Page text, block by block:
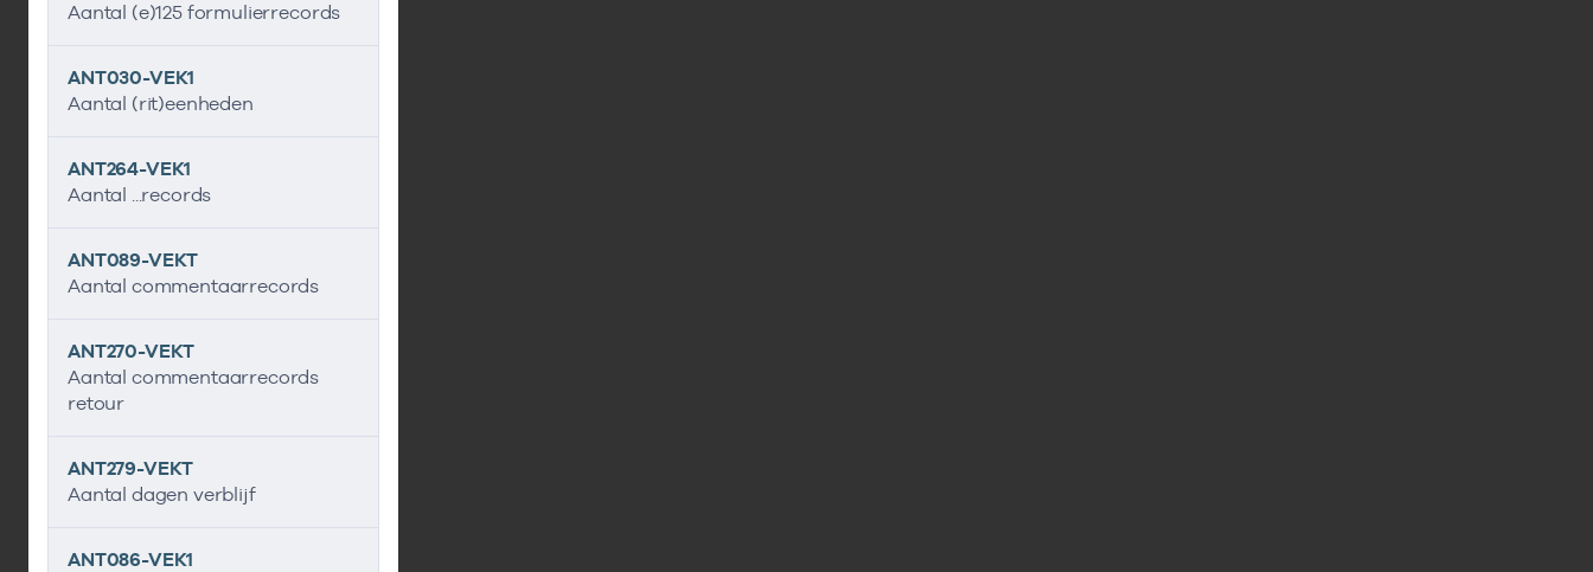
Aantal (e)125 formulierrecords
ANT030-VEK1
Aantal (rit)eenheden
ANT264-VEK1
Aantal ...records
ANT089-VEKT
Aantal commentaarrecords
ANT270-VEKT
Aantal commentaarrecords
retour
ANT279-VEKT
Aantal dagen verblijf
ANT086-VEK1